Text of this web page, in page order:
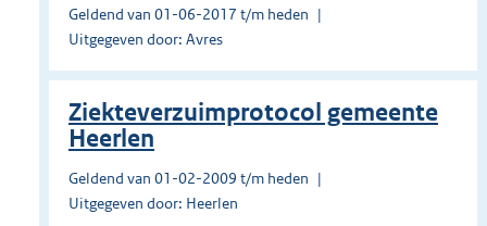
Geldend van 01-06-2017 t/m heden
Uitgegeven door: Avres
Ziekteverzuimprotocol gemeente
Heerlen
Geldend van 01-02-2009 t/m heden
Uitgegeven door: Heerlen